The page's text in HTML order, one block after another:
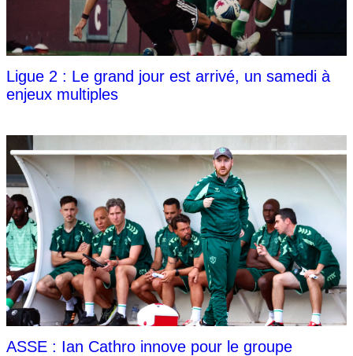
Ligue 2 : Le grand jour est arrivé, un samedi à
enjeux multiples
ASSE : Ian Cathro innove pour le groupe